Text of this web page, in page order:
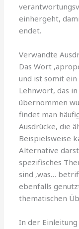
einhergeht,
endet.
Verwandte
Das Wort
und ist somit ein
Lehnwort, das
übernommen
findet man
Ausdrücke, die
Beispielsweise
Alternative
spezifisches
sind ‚was…
ebenfalls
thematischen
In der Einleitung